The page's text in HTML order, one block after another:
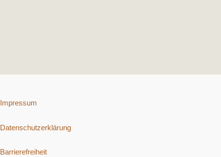
Impressum
Datenschutzerklärung
Barrierefreiheit